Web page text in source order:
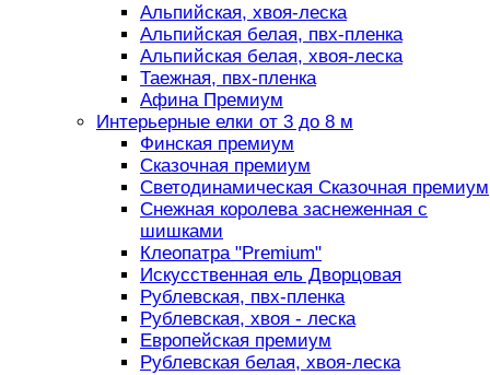
Альпийская, хвоя-леска
Альпийская белая, пвх-пленка
Альпийская белая, хвоя-леска
Таежная, пвх-пленка
Афина Премиум
Интерьерные елки от 3 до 8 м
Финская премиум
Сказочная премиум
Светодинамическая Сказочная премиум
Снежная королева заснеженная с
шишками
Клеопатра "Premium"
Искусственная ель Дворцовая
Рублевская, пвх-пленка
Рублевская, хвоя - леска
Европейская премиум
Рублевская белая, хвоя-леска